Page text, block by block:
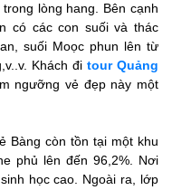
lòng hang. Bên cạnh
có các con suối và thác
suối Moọc phun lên từ
Khách đitour Quảng
ngưỡng vẻ đẹp này một
Bàng còn tồn tại một khu
phủ lên đến 96,2%. Nơi
học cao. Ngoài ra, lớp